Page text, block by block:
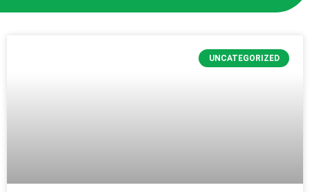
UNCATEGORIZED